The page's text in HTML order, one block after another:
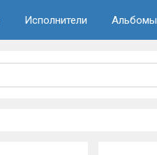
Исполнители Альбомы